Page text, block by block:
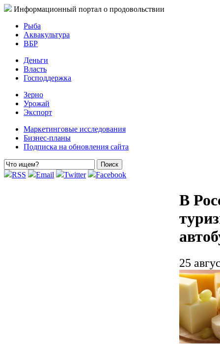
Информационный портал о продовольствии
Рыба
Аквакультура
ВБР
Деньги
Власть
Господдержка
Зерно
Урожай
Экспорт
Маркетинговые исследования
Бизнес-планы
Подписка на обновления сайта
RSS Email Twitter Facebook
В
25